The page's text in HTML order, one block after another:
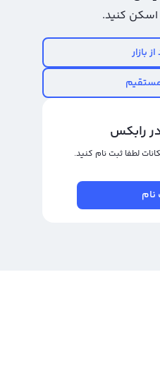
یکی از گزینه‌های مورد علاقه
را به خود اختیار کرده است.
در زمان و قیمت مناسب بسیار حائز
اسکن کنید.
بازار
رابکس
لطفا ثبت نام کنید.